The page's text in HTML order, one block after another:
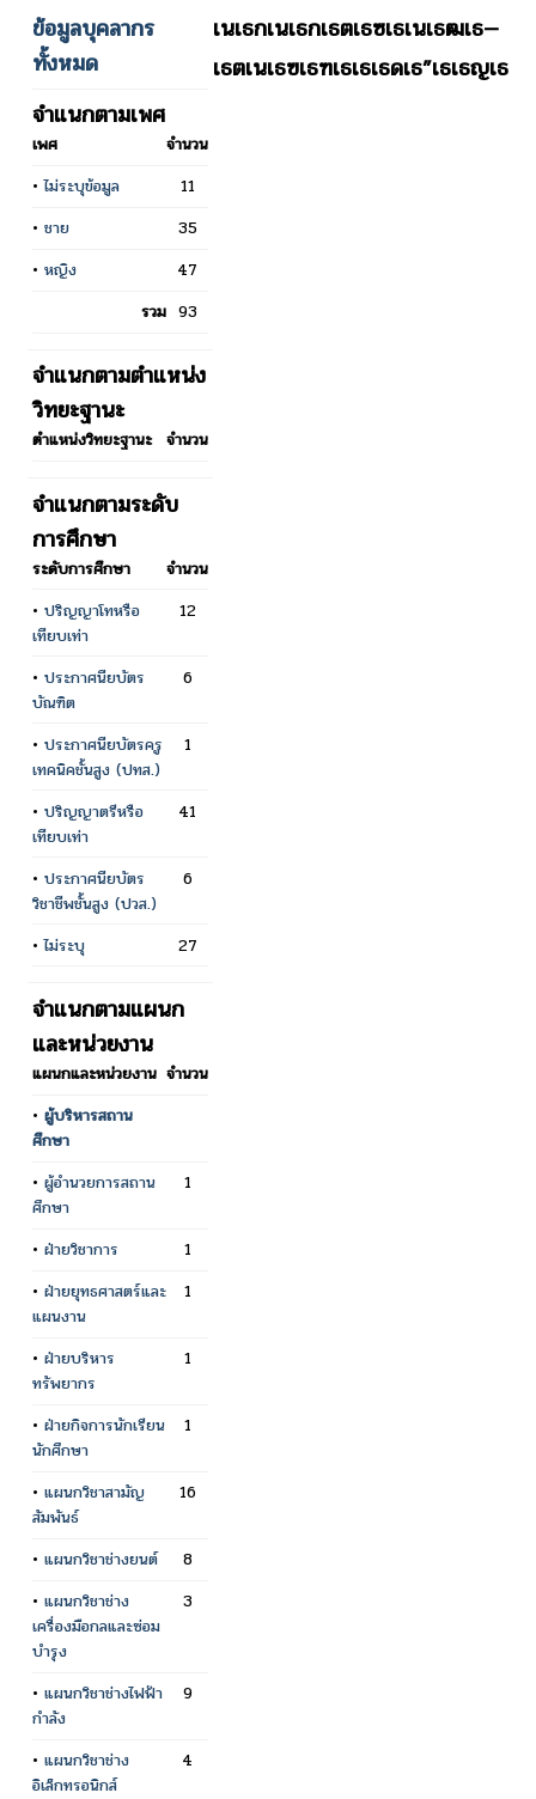
ข้อมูลบุคลากร
ทั้งหมด
จำแนกตามเพศ
เพศ
จำนวน
•ไม่ระบุข้อมูล
11
• ชาย
35
• หญิง
47
รวม 93
จำแนกตามตำแหน่ง
วิทยะฐานะ
ตำแหน่งวิทยะฐานะ จำนวน
จำแนกตามระดับ
การศึกษา
ระดับการศึกษา
จำนวน
• ปริญญาโทหรือ
เทียบเท่า
12
• ประกาศนียบัตร
บัณฑิต
6
• ประกาศนียบัตรครู
เทคนิคชั้นสูง (ปทส.)
1
• ปริญญาตรีหรือ
เทียบเท่า
41
• ประกาศนียบัตร
วิชาชีพชั้นสูง (ปวส.)
6
•ไม่ระบุ 27
จำแนกตามแผนก
และหน่วยงาน
แผนกและหน่วยงาน จำนวน
• ผู้บริหารสถาน
ศึกษา
• ผู้อำนวยการสถาน
ศึกษา
1
• ฝ่ายวิชาการ
1
• ฝ่ายยุทธศาสตร์และ
แผนงาน
1
• ฝ่ายบริหาร
ทรัพยากร
1
• ฝ่ายกิจการนักเรียน
นักศึกษา
1
• แผนกวิชาสามัญ
สัมพันธ์
16
• แผนกวิชาช่างยนต์
8
• แผนกวิชาช่าง
เครื่องมือกลและซ่อม
บำรุง
3
• แผนกวิชาช่างไฟฟ้า
กำลัง
9
• แผนกวิชาช่าง
อิเล็กทรอนิกส์
4
เนเธกเนเธกเธตเธซเธเนเธฒเธ—
เธตเนเธฃเธฑเธเธเธดเธ”เธเธญเธ